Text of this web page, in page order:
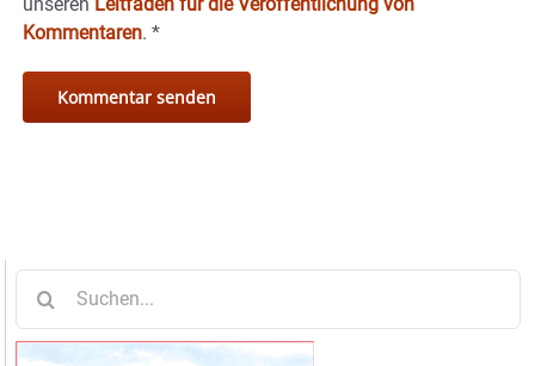
Kommentaren. *
nach: